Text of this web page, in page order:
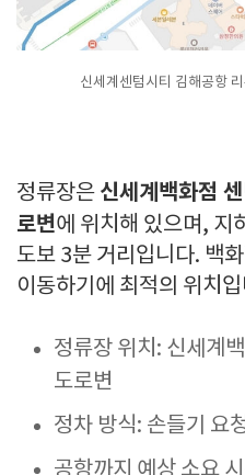
신세계센텀시티 김해공항
정류장은 신세계백화점
로변에 위치해 있으며, 지
도보 3분 거리입니다. 백
이동하기에 최적의 위치
정류장 위치: 신세계
도로변
정차 방식: 손들기 요